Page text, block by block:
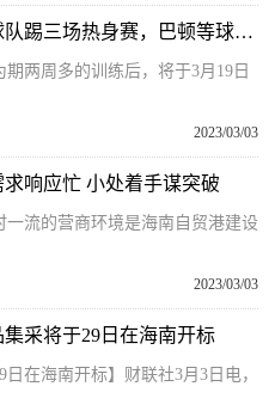
天天微动态丨国足将与中超球队踢三场热身赛，巴顿等球员获补招艾克森离队
两周多的训练后，将于3月19日
2023/03/03
响应忙 小处着手谋突破
流的营商环境是海南自贸港建设
2023/03/03
采将于29日在海南开标
在海南开标】财联社3月3日电，